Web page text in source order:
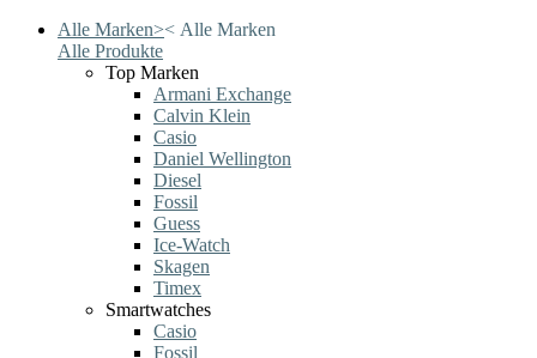
Alle Marken>< Alle Marken
Alle Produkte
Top Marken
Armani Exchange
Calvin Klein
Casio
Daniel Wellington
Diesel
Fossil
Guess
Ice-Watch
Skagen
Timex
Smartwatches
Casio
Fossil